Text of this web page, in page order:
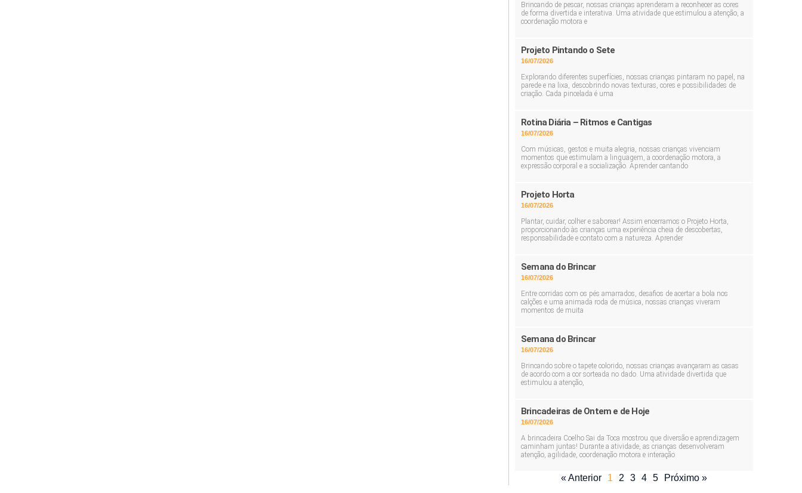
Brincando de pescar, nossas crianças aprenderam a reconhecer as cores
de forma divertida e interativa. Uma atividade que estimulou a atenção, a
coordenação motora e
Projeto Pintando o Sete
16/07/2026
Explorando diferentes superfícies, nossas crianças pintaram no papel, na
parede e na lixa, descobrindo novas texturas, cores e possibilidades de
criação. Cada pincelada é uma
Rotina Diária – Ritmos e Cantigas
16/07/2026
Com músicas, gestos e muita alegria, nossas crianças vivenciam
momentos que estimulam a linguagem, a coordenação motora, a
expressão corporal e a socialização. Aprender cantando
Projeto Horta
16/07/2026
Plantar, cuidar, colher e saborear! Assim encerramos o Projeto Horta,
proporcionando às crianças uma experiência cheia de descobertas,
responsabilidade e contato com a natureza. Aprender
Semana do Brincar
16/07/2026
Entre corridas com os pés amarrados, desafios de acertar a bola nos
calções e uma animada roda de música, nossas crianças viveram
momentos de muita
Semana do Brincar
16/07/2026
Brincando sobre o tapete colorido, nossas crianças avançaram as casas
de acordo com a cor sorteada no dado. Uma atividade divertida que
estimulou a atenção,
Brincadeiras de Ontem e de Hoje
16/07/2026
A brincadeira Coelho Sai da Toca mostrou que diversão e aprendizagem
caminham juntas! Durante a atividade, as crianças desenvolveram
atenção, agilidade, coordenação motora e interação
« Anterior 1 2 3 4 5 Próximo »